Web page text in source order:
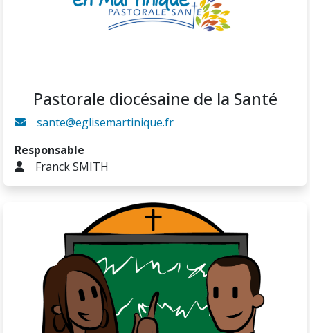
Pastorale diocésaine de la Santé
sante@eglisemartinique.fr
Responsable
Franck SMITH